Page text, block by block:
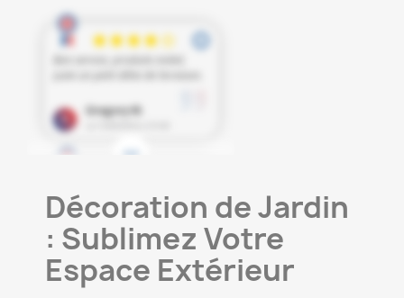
Décoration de Jardin
: Sublimez Votre
Espace Extérieur